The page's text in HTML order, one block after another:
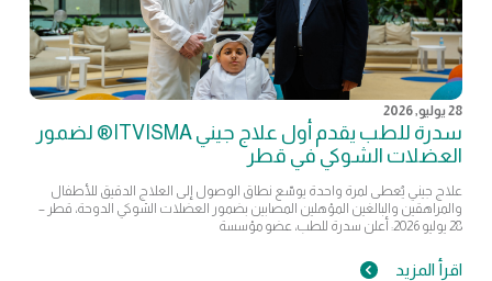
28 يوليو, 2026
سدرة للطب يقدم أول علاج جيني ITVISMA® لضمور
العضلات الشوكي في قطر
علاج جيني يُعطى لمرة واحدة يوسّع نطاق الوصول إلى العلاج الدقيق للأطفال
والمراهقين والبالغين المؤهلين المصابين بضمور العضلات الشوكي الدوحة، قطر –
28 يوليو 2026: أعلن سدرة للطب، عضو مؤسسة
اقرأ المزيد